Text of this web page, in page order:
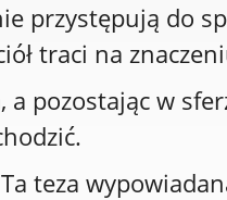
przystępują do
traci na
a pozostając w
teza